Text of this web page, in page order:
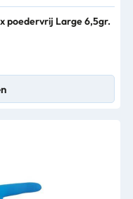
poedervrij Large 6,5gr.